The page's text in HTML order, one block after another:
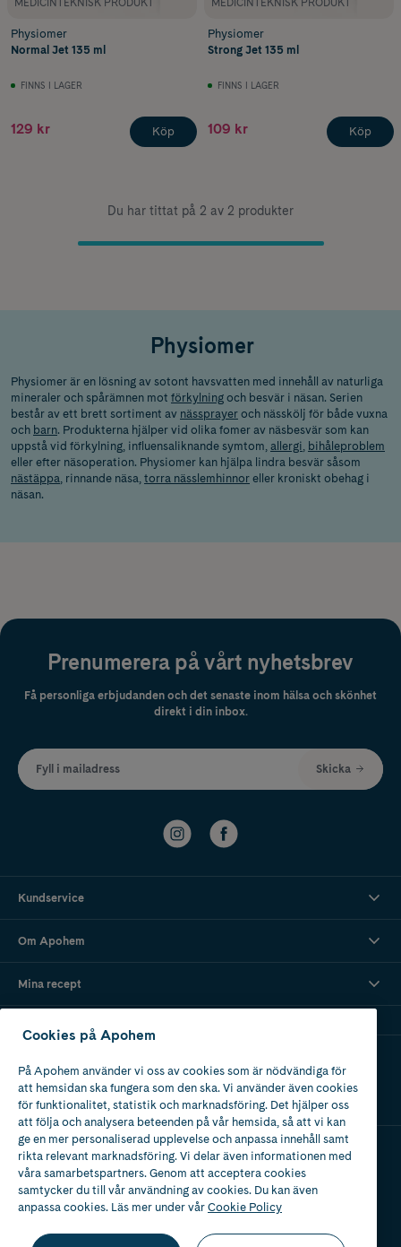
MEDICINTEKNISK PRODUKT
Physiomer
Normal Jet 135 ml
FINNS I LAGER
129 kr Köp
MEDICINTEKNISK PRODUKT
Physiomer
Strong Jet 135 ml
FINNS I LAGER
109 kr Köp
Du har tittat på 2 av 2 produkter
Physiomer
Physiomer är en lösning av sotont havsvatten med innehåll av naturliga
mineraler och spårämnen mot förkylning och besvär i näsan. Serien
består av ett brett sortiment av nässprayer och nässkölj för både vuxna
och barn. Produkterna hjälper vid olika fomer av näsbesvär som kan
uppstå vid förkylning, influensaliknande symtom, allergi bihåleproblem
eller efter näsoperation. Physiomer kan hjälpa lindra besvär såsom
nästäppa , rinnande näsa, torra nässlemhinnor eller kroniskt obehag i
näsan.
Prenumerera på vårt nyhetsbrev
Få personliga erbjudanden och det senaste inom hälsa och skönhet
direkt i din inbox.
Fyll i mailadress Skicka
Kundservice
Om Apohem
Mina recept
Apotek med tillstånd
av Läkemedelsverket
Cookies på Apohem
På Apohem använder vi oss av cookies som är nödvändiga för
att hemsidan ska fungera som den ska. Vi använder även cookies
för funktionalitet, statistik och marknadsföring. Det hjälper oss
att följa och analysera beteenden på vår hemsida, så att vi kan
ge en mer personaliserad upplevelse och anpassa innehåll samt
rikta relevant marknadsföring. Vi delar även informationen med
våra samarbetspartners. Genom att acceptera cookies
samtycker du till vår användning av cookies. Du kan även
anpassa cookies. Läs mer under vårCookie Policy